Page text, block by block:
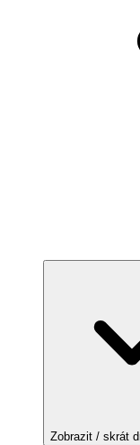
Zobrazit / skrát